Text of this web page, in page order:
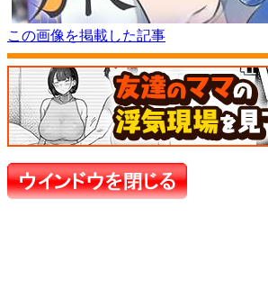
この画像を掲載した記事